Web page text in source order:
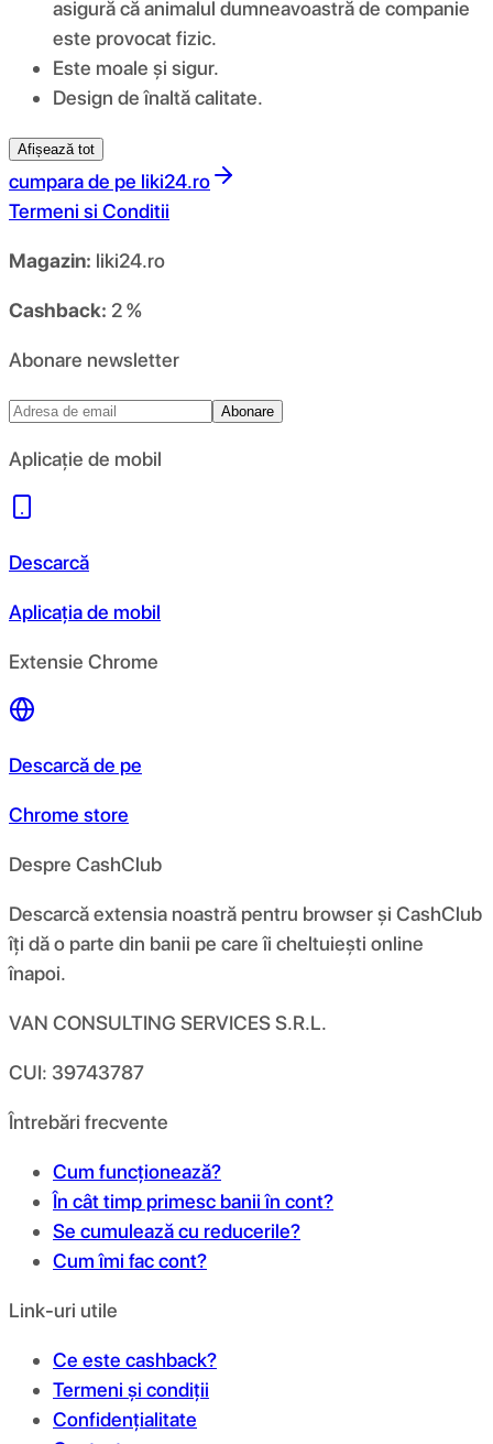
asigură că animalul dumneavoastră de companie
este provocat fizic.
Este moale și sigur.
Design de înaltă calitate.
Afișează tot
cumpara de pe liki24.ro
Termeni si Conditii
Magazin: liki24.ro
Cashback: 2 %
Abonare newsletter
Abonare
Aplicație de mobil
Descarcă
Aplicația de mobil
Extensie Chrome
Descarcă de pe
Chrome store
Despre CashClub
Descarcă extensia noastră pentru browser și CashClub
îți dă o parte din banii pe care îi cheltuiești online
înapoi.
VAN CONSULTING SERVICES S.R.L.
CUI: 39743787
Întrebări frecvente
Cum funcționează?
În cât timp primesc banii în cont?
Se cumulează cu reducerile?
Cum îmi fac cont?
Link-uri utile
Ce este cashback?
Termeni și condiții
Confidențialitate